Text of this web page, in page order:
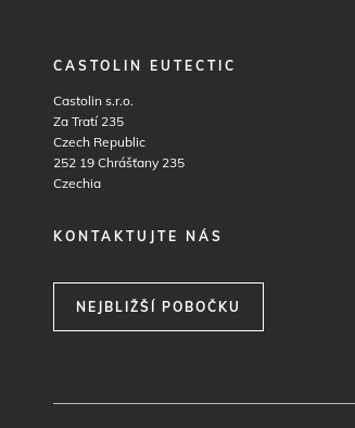
CASTOLIN EUTECTIC
Castolin s.r.o.
Za Tratí 235
Czech Republic
252 19 Chrášťany 235
Czechia
KONTAKTUJTE NÁS
NEJBLIŽŠÍ POBOČKU